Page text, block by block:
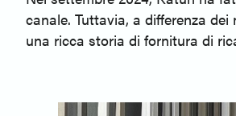
canale. Tuttavia, a differenza
una ricca storia di fornitura di